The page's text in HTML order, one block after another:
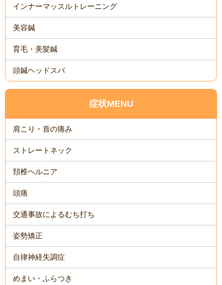
インナーマッスルトレーニング
美容鍼
育毛・美髪鍼
頭鍼ヘッドスパ
症状MENU
肩こり・首の痛み
ストレートネック
頚椎ヘルニア
頭痛
交通事故によるむち打ち
姿勢矯正
自律神経失調症
めまい・ふらつき